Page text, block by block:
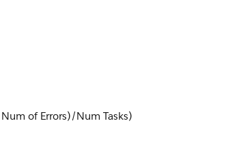
of Errors)/Num Tasks)